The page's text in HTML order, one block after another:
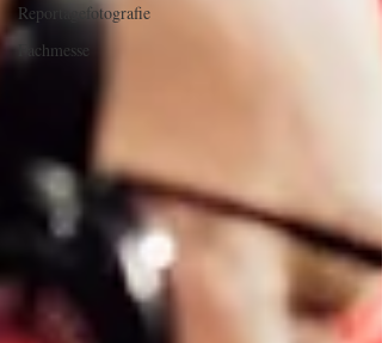
Reportagefotografie
Fachmesse